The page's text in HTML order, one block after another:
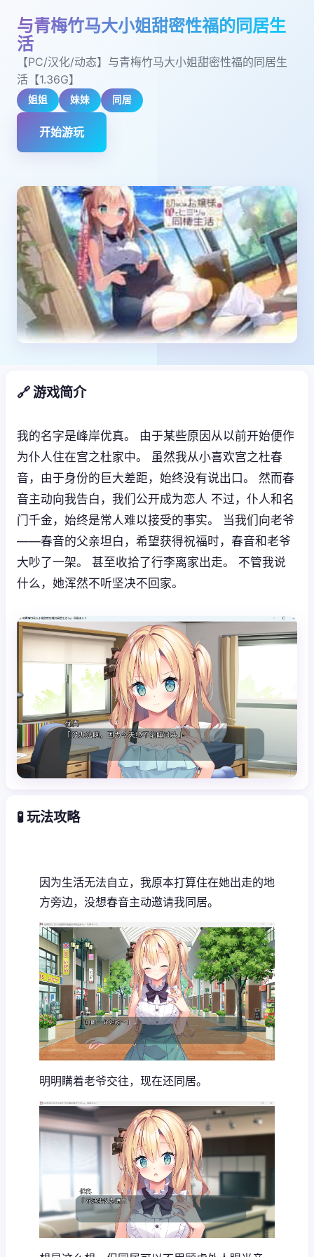
与青梅竹马大小姐甜密性福的同居生
活
【PC/汉化/动态】与青梅竹马大小姐甜密性福的同居生
活【1.36G】
姐姐 妹妹 同居
开始游玩
🔗 游戏简介
我的名字是峰岸优真。 由于某些原因从以前开始便作
为仆人住在宫之杜家中。 虽然我从小喜欢宫之杜春
音，由于身份的巨大差距，始终没有说出口。 然而春
音主动向我告白，我们公开成为恋人 不过，仆人和名
门千金，始终是常人难以接受的事实。 当我们向老爷
——春音的父亲坦白，希望获得祝福时，春音和老爷
大吵了一架。 甚至收拾了行李离家出走。 不管我说
什么，她浑然不听坚决不回家。
🧪 玩法攻略
因为生活无法自立，我原本打算住在她出走的地
方旁边，没想春音主动邀请我同居。
明明瞒着老爷交往，现在还同居。